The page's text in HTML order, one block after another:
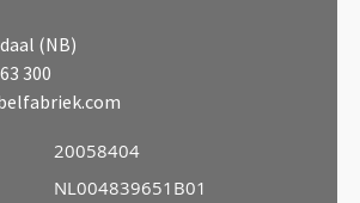
(NB)
300
20058404
NL004839651B01